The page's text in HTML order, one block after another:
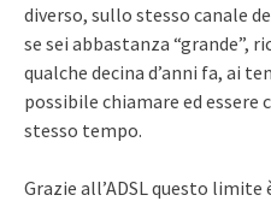
diverso, sullo stesso canale
se sei abbastanza “grande”,
qualche decina d’anni fa, ai
possibile chiamare ed
stesso tempo.
Grazie all’ADSL questo